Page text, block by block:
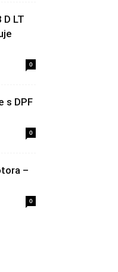
LT
0
s DPF
0
–
0